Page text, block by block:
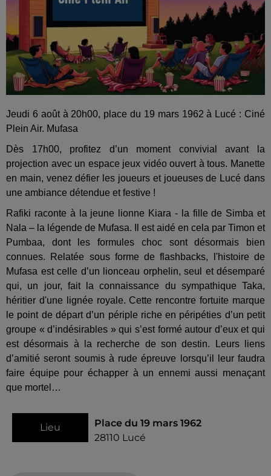
Jeudi 6 août à 20h00, place du 19 mars 1962 à Lucé : Ciné
Plein Air. Mufasa
Dès 17h00, profitez d’un moment convivial avant la
projection avec un espace jeux vidéo ouvert à tous. Manette
en main, venez défier les joueurs et joueuses de Lucé dans
une ambiance détendue et festive !
Rafiki raconte à la jeune lionne Kiara - la fille de Simba et
Nala – la légende de Mufasa. Il est aidé en cela par Timon et
Pumbaa, dont les formules choc sont désormais bien
connues. Relatée sous forme de flashbacks, l'histoire de
Mufasa est celle d’un lionceau orphelin, seul et désemparé
qui, un jour, fait la connaissance du sympathique Taka,
héritier d'une lignée royale. Cette rencontre fortuite marque
le point de départ d’un périple riche en péripéties d’un petit
groupe « d’indésirables » qui s’est formé autour d’eux et qui
est désormais à la recherche de son destin. Leurs liens
d’amitié seront soumis à rude épreuve lorsqu’il leur faudra
faire équipe pour échapper à un ennemi aussi menaçant
que mortel…
Lieu
Place du 19 mars 1962
28110 Lucé